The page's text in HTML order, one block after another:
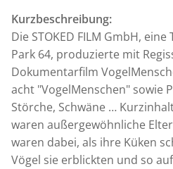
Kurzbeschreibung:
Die STOKED FILM GmbH,
Park 64, produzierte mit
Dokumentarfilm
acht "VogelMenschen" sowie
Störche, Schwäne …
waren außergewöhnliche
waren dabei, als ihre Küken
Vögel sie erblickten und so